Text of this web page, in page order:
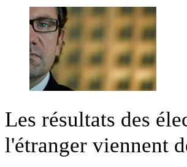
Les résultats des
l'étranger viennent